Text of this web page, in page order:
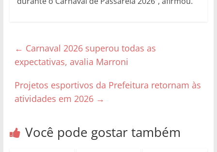
← Carnaval 2026 superou todas as
expectativas, avalia Marroni
Projetos esportivos da Prefeitura retornam às
atividades em 2026 →
Você pode gostar também